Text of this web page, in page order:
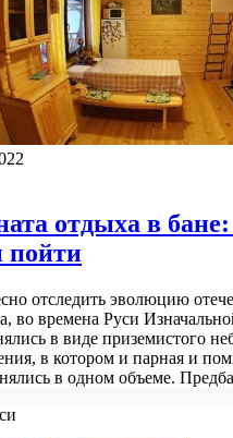
отдыха в
пойти
отследить эволюцию
во времена Руси
в виде приземистого
в котором и парная и
в одном объеме.